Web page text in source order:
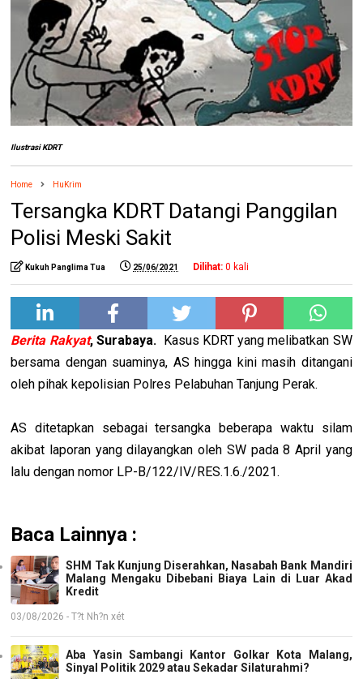
Ilustrasi KDRT
Home HuKrim
Tersangka KDRT Datangi Panggilan
Polisi Meski Sakit
Kukuh Panglima Tua 25/06/2021 Dilihat: 0 kali
Berita Rakyat, Surabaya. Kasus KDRT yang melibatkan SW
bersama dengan suaminya, AS hingga kini masih ditangani
oleh pihak kepolisian Polres Pelabuhan Tanjung Perak.
AS ditetapkan sebagai tersangka beberapa waktu silam
akibat laporan yang dilayangkan oleh SW pada 8 April yang
lalu dengan nomor LP-B/122/IV/RES.1.6./2021.
Baca Lainnya :
SHM Tak Kunjung Diserahkan, Nasabah Bank Mandiri
Malang Mengaku Dibebani Biaya Lain di Luar Akad
Kredit
03/08/2026 - T?t Nh?n xét
Aba Yasin Sambangi Kantor Golkar Kota Malang,
Sinyal Politik 2029 atau Sekadar Silaturahmi?